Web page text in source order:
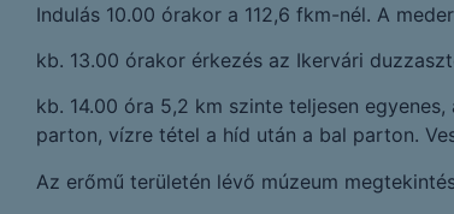
Indulás 10.00 órakor a 112,6 fkm-nél. A
kb. 13.00 órakor érkezés az Ikervári
kb. 14.00 óra 5,2 km szinte teljesen
parton, vízre tétel a híd után a bal parton.
Az erőmű területén lévő múzeum